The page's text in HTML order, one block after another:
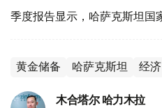
季度报告显示，哈萨克斯坦国
黄金储备 哈萨克斯坦 经济
木合塔尔 哈力木拉